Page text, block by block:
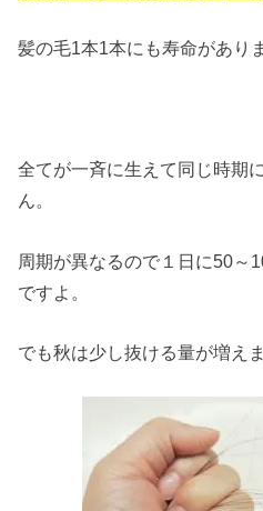
髪の毛1本1本にも寿命があり
全てが一斉に生えて同じ時期
ん。
周期が異なるので１日に50～
ですよ。
でも秋は少し抜ける量が増えま